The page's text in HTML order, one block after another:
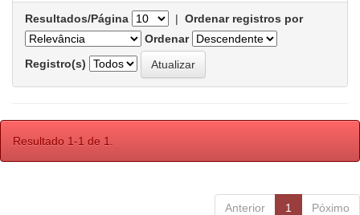
Resultados/Página | Ordenar registros por
Ordenar
Registro(s)
Resultado 1-1 de 1.
Anterior 1 Póximo